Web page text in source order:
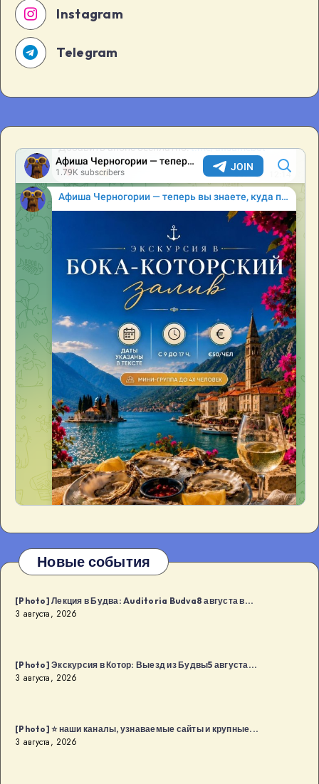
Instagram
Telegram
Новые события
[Photo] Лекция в Будва: Auditoria Budva8 августа в...
3 августа, 2026
[Photo] Экскурсия в Котор: Выезд из Будвы5 августа...
3 августа, 2026
[Photo] ⭐️ наши каналы, узнаваемые сайты и крупные...
3 августа, 2026